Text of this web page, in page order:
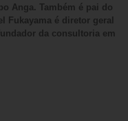
Anga. Também é pai do
Fukayama é diretor geral
da consultoria em